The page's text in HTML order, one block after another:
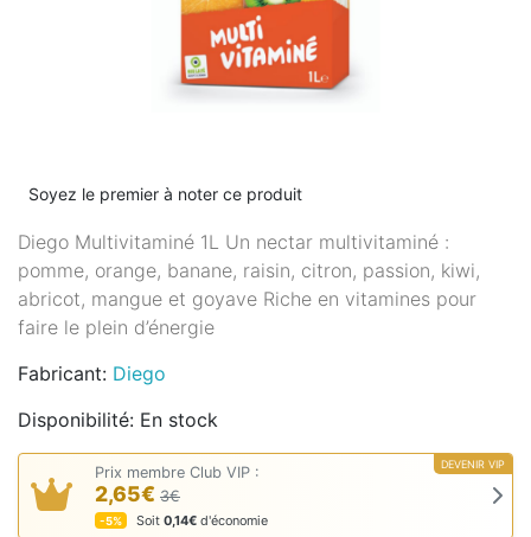
Soyez le premier à noter ce produit
Diego Multivitaminé 1L Un nectar multivitaminé :
pomme, orange, banane, raisin, citron, passion, kiwi,
abricot, mangue et goyave Riche en vitamines pour
faire le plein d’énergie
Fabricant: Diego
Disponibilité: En stock
DEVENIR VIP
Prix membre Club VIP :
2,65€ 3€
-5% Soit 0,14€d'économie